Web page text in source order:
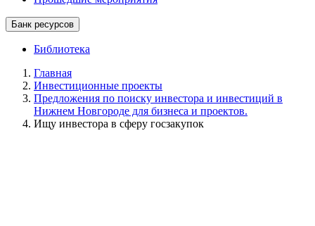
Банк ресурсов
Библиотека
Главная
Инвестиционные проекты
Предложения по поиску инвестора и инвестиций в
Нижнем Новгороде для бизнеса и проектов.
Ищу инвестора в сферу госзакупок